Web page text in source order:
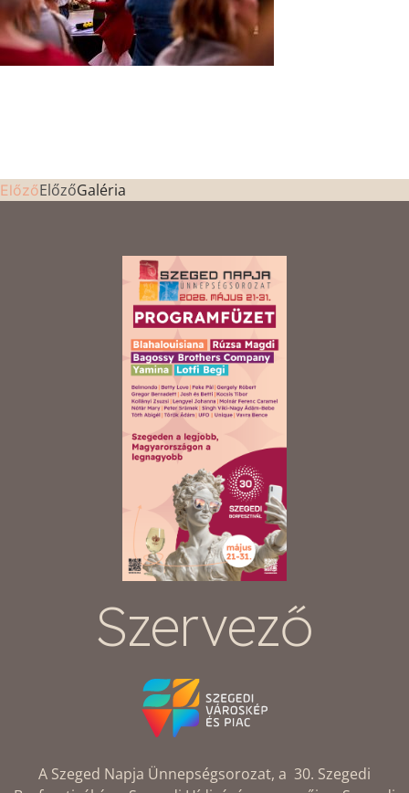
ElőzőElőzőGaléria
Szervező
A Szeged Napja Ünnepségsorozat, a 30. Szegedi